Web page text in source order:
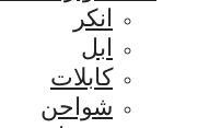
انكر
ابل
كابلات
شواحن